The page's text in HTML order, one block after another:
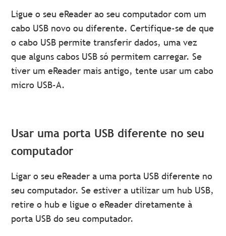
Ligue o seu eReader ao seu computador com um
cabo USB novo ou diferente. Certifique-se de que
o cabo USB permite transferir dados, uma vez
que alguns cabos USB só permitem carregar. Se
tiver um eReader mais antigo, tente usar um cabo
micro USB-A.
Usar uma porta USB diferente no seu
computador
Ligar o seu eReader a uma porta USB diferente no
seu computador. Se estiver a utilizar um hub USB,
retire o hub e ligue o eReader diretamente à
porta USB do seu computador.